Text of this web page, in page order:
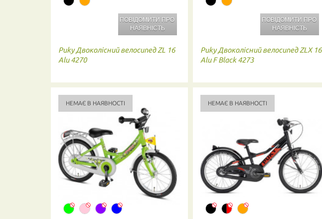
ПОВІДОМИТИ ПРО
НАЯВНІСТЬ
Puky Двоколісний велосипед ZL 16
Alu 4270
ПОВІДОМИТИ ПРО
НАЯВНІСТЬ
Puky Двоколісний велосипед ZLX 16
Alu F Black 4273
НЕМАЄ В НАЯВНОСТІ НЕМАЄ В НАЯВНОСТІ